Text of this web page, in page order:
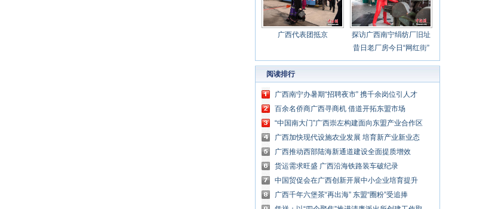
广西代表团抵京
探访广西南宁绢纺厂旧址
昔日老厂房今日“网红街”
阅读排行
广西南宁办暑期“招聘夜市” 携千余岗位引人才
百余名侨商广西寻商机 借道开拓东盟市场
“中国南大门”广西崇左构建面向东盟产业合作区
广西加快现代设施农业发展 培育新产业新业态
广西推动西部陆海新通道建设全面提质增效
货运需求旺盛 广西沿海铁路装车破纪录
中国贸促会在广西创新开展中小企业培育提升
专项行动
广西千年六堡茶“再出海” 东盟“圈粉”受追捧